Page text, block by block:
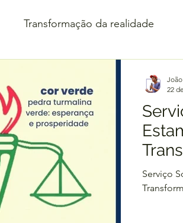
Transformação da realidade
Qual
com
Serviço
22